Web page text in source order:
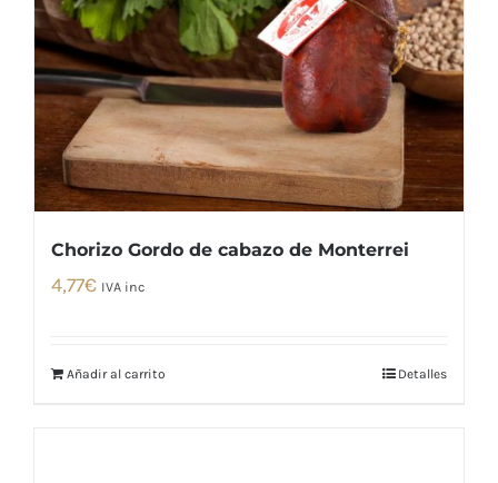
Chorizo Gordo de cabazo de Monterrei
4,77€ IVA inc
Añadir al carrito Detalles